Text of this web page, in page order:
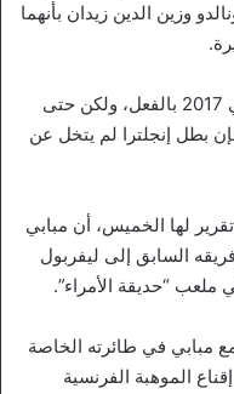
وزين الدين زيدان بأنهما
بالنسبة لليفربول، حاول النادي ضمه في 2017 بالفعل، ولكن حتى
بطل إنجلترا لم يتخل عن
لها الخميس، أن مبابي
السابق إلى ليفربول
مبابي في طائرته الخاصة
2017، من أجل إقناع الموهبة الفرنسية